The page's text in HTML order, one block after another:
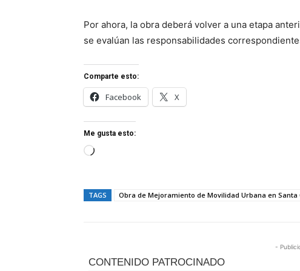
Por ahora, la obra deberá volver a una etapa
se evalúan las responsabilidades
Comparte esto:
Facebook X
Me gusta esto:
C
g
o
TAGS Obra de Mejoramiento de Movilidad Urbana en Santa
-